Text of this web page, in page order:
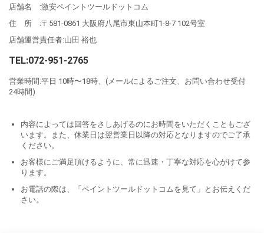
店舗名 :激安ペイントツールドットコム
住 所 :〒581-0861 大阪府八尾市東山本町1-8-7 102号室
店舗運営責任者:山田 裕也
TEL:072-951-2765
営業時間:平日 10時〜18時、(メールによるご注文、お問い合わせ受付
24時間)
内容によっては回答をさしあげるのにお時間をいただくこともござ
います。また、休業日は翌営業日以降の対応となりますのでご了承
ください。
お客様にご満足頂けるように、常に迅速・丁寧な対応を心がけて参
ります。
お電話の際は、「ペイントツールドットコムを見て」とお伝えくだ
さい。